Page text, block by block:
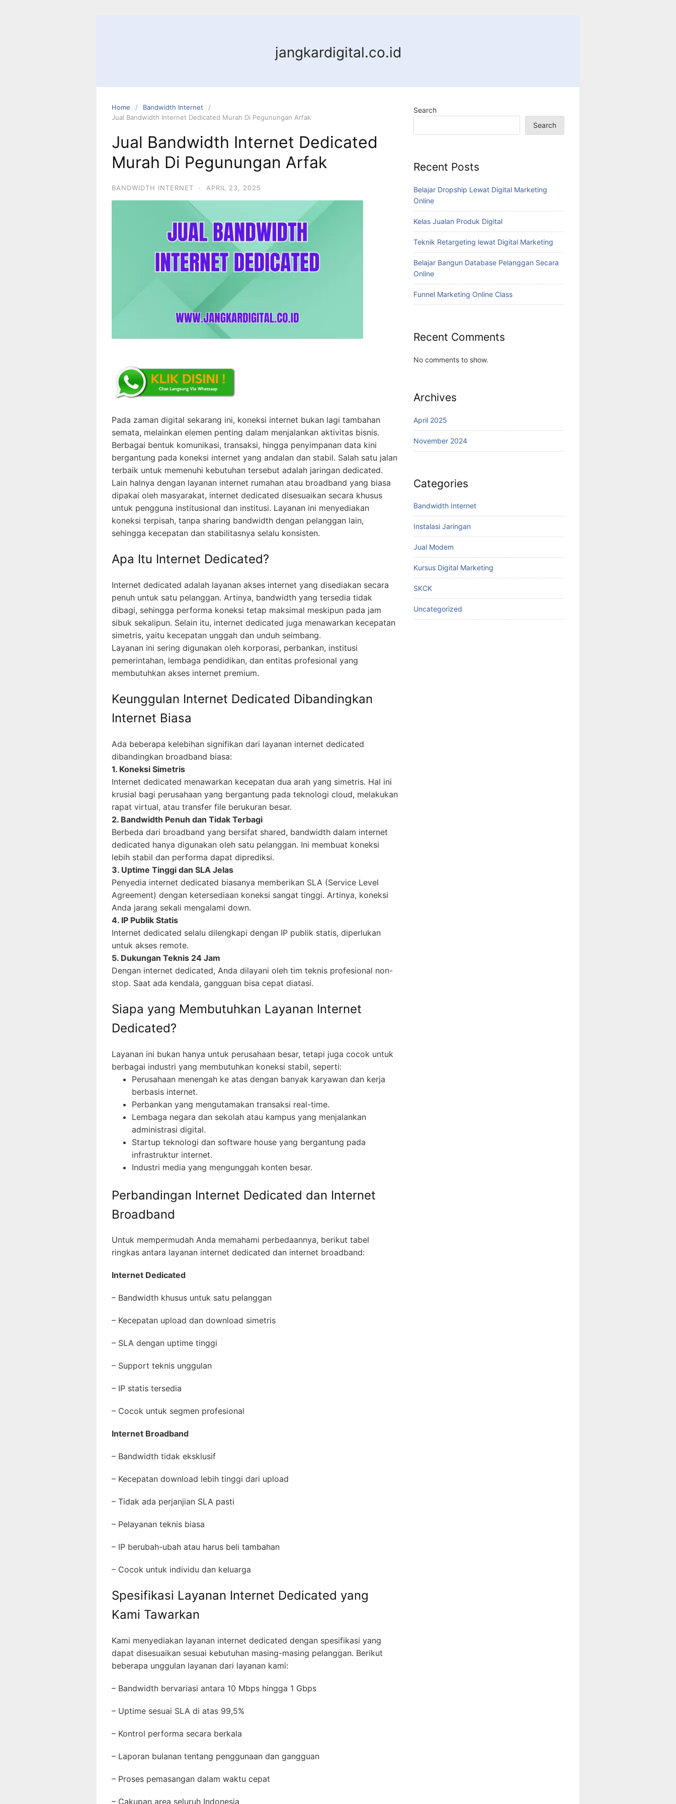
jangkardigital.co.id
Home
Bandwidth Internet
Jual Bandwidth Internet Dedicated Murah Di Pegunungan Arfak
Jual Bandwidth Internet Dedicated
Murah Di Pegunungan Arfak
BANDWIDTH INTERNET · APRIL 23, 2025
Pada zaman digital sekarang ini, koneksi internet bukan lagi tambahan
semata, melainkan elemen penting dalam menjalankan aktivitas bisnis.
Berbagai bentuk komunikasi, transaksi, hingga penyimpanan data kini
bergantung pada koneksi internet yang andalan dan stabil. Salah satu jalan
terbaik untuk memenuhi kebutuhan tersebut adalah jaringan dedicated.
Lain halnya dengan layanan internet rumahan atau broadband yang biasa
dipakai oleh masyarakat, internet dedicated disesuaikan secara khusus
untuk pengguna institusional dan institusi. Layanan ini menyediakan
koneksi terpisah, tanpa sharing bandwidth dengan pelanggan lain,
sehingga kecepatan dan stabilitasnya selalu konsisten.
Apa Itu Internet Dedicated?
Internet dedicated adalah layanan akses internet yang disediakan secara
penuh untuk satu pelanggan. Artinya, bandwidth yang tersedia tidak
dibagi, sehingga performa koneksi tetap maksimal meskipun pada jam
sibuk sekalipun. Selain itu, internet dedicated juga menawarkan kecepatan
simetris, yaitu kecepatan unggah dan unduh seimbang.
Layanan ini sering digunakan oleh korporasi, perbankan, institusi
pemerintahan, lembaga pendidikan, dan entitas profesional yang
membutuhkan akses internet premium.
Keunggulan Internet Dedicated Dibandingkan
Internet Biasa
Ada beberapa kelebihan signifikan dari layanan internet dedicated
dibandingkan broadband biasa:
1. Koneksi Simetris
Internet dedicated menawarkan kecepatan dua arah yang simetris. Hal ini
krusial bagi perusahaan yang bergantung pada teknologi cloud, melakukan
rapat virtual, atau transfer file berukuran besar.
2. Bandwidth Penuh dan Tidak Terbagi
Berbeda dari broadband yang bersifat shared, bandwidth dalam internet
dedicated hanya digunakan oleh satu pelanggan. Ini membuat koneksi
lebih stabil dan performa dapat diprediksi.
3. Uptime Tinggi dan SLA Jelas
Penyedia internet dedicated biasanya memberikan SLA (Service Level
Agreement) dengan ketersediaan koneksi sangat tinggi. Artinya, koneksi
Anda jarang sekali mengalami down.
4. IP Publik Statis
Internet dedicated selalu dilengkapi dengan IP publik statis, diperlukan
untuk akses remote.
5. Dukungan Teknis 24 Jam
Dengan internet dedicated, Anda dilayani oleh tim teknis profesional non-
stop. Saat ada kendala, gangguan bisa cepat diatasi.
Siapa yang Membutuhkan Layanan Internet
Dedicated?
Layanan ini bukan hanya untuk perusahaan besar, tetapi juga cocok untuk
berbagai industri yang membutuhkan koneksi stabil, seperti:
Perusahaan menengah ke atas dengan banyak karyawan dan kerja
berbasis internet.
Perbankan yang mengutamakan transaksi real-time.
Lembaga negara dan sekolah atau kampus yang menjalankan
administrasi digital.
Startup teknologi dan software house yang bergantung pada
infrastruktur internet.
Industri media yang mengunggah konten besar.
Perbandingan Internet Dedicated dan Internet
Broadband
Untuk mempermudah Anda memahami perbedaannya, berikut tabel
ringkas antara layanan internet dedicated dan internet broadband:
Internet Dedicated
– Bandwidth khusus untuk satu pelanggan
– Kecepatan upload dan download simetris
– SLA dengan uptime tinggi
– Support teknis unggulan
– IP statis tersedia
– Cocok untuk segmen profesional
Internet Broadband
– Bandwidth tidak eksklusif
– Kecepatan download lebih tinggi dari upload
– Tidak ada perjanjian SLA pasti
– Pelayanan teknis biasa
– IP berubah-ubah atau harus beli tambahan
– Cocok untuk individu dan keluarga
Spesifikasi Layanan Internet Dedicated yang
Kami Tawarkan
Kami menyediakan layanan internet dedicated dengan spesifikasi yang
dapat disesuaikan sesuai kebutuhan masing-masing pelanggan. Berikut
beberapa unggulan layanan dari layanan kami:
– Bandwidth bervariasi antara 10 Mbps hingga 1 Gbps
– Uptime sesuai SLA di atas 99,5%
– Kontrol performa secara berkala
– Laporan bulanan tentang penggunaan dan gangguan
– Proses pemasangan dalam waktu cepat
– Cakupan area seluruh Indonesia
Search
Search
Recent Posts
Belajar Dropship Lewat Digital Marketing
Online
Kelas Jualan Produk Digital
Teknik Retargeting lewat Digital Marketing
Belajar Bangun Database Pelanggan Secara
Online
Funnel Marketing Online Class
Recent Comments
No comments to show.
Archives
April 2025
November 2024
Categories
Bandwidth Internet
Instalasi Jaringan
Jual Modem
Kursus Digital Marketing
SKCK
Uncategorized